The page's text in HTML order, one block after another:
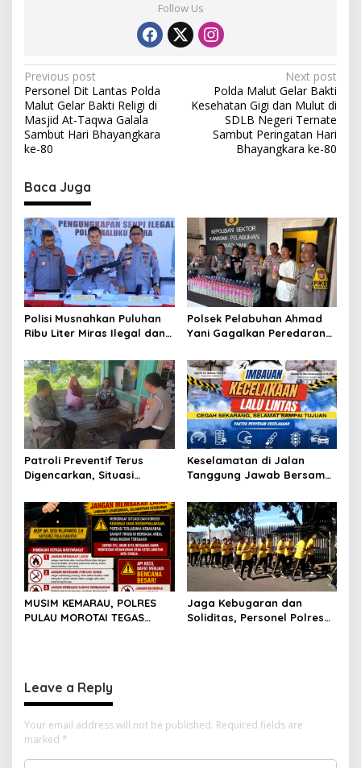
Follow Us
P
o
s
t
a
v
i
g
a
t
i
n
Previous post
Personel Dit Lantas Polda
Malut Gelar Bakti Religi di
Masjid At-Taqwa Galala
Sambut Hari Bhayangkara
ke-80
Next post
Polda Malut Gelar Bakti
Kesehatan Gigi dan Mulut di
SDLB Negeri Ternate
Sambut Peringatan Hari
Bhayangkara ke-80
Baca Juga
Polisi Musnahkan Puluhan
Ribu Liter Miras Ilegal dan
Peredaran Senjata Api
Lintas Negara
Polsek Pelabuhan Ahmad
Yani Gagalkan Peredaran
Disembunyikan di Dapur
Kapal
Patroli Preventif Terus
Digencarkan, Situasi
Morotai Tetap Aman dan
Kondusif
Keselamatan di Jalan
Tanggung Jawab Bersama,
Edukasi Cegah Kecelakaan
Lalu Lintas
MUSIM KEMARAU, POLRES
PULAU MOROTAI TEGAS
Jaga Kebugaran dan
Soliditas, Personel Polres
Leave a Reply
Your email address will not be published. Required fields are
marked *